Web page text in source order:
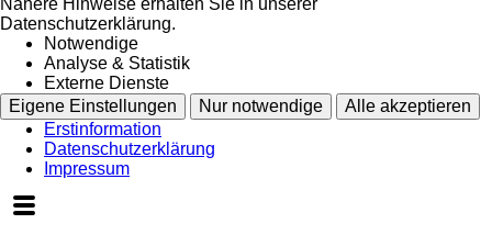
Nähere Hinweise erhalten Sie in unserer
Datenschutzerklärung.
Notwendige
Analyse & Statistik
Externe Dienste
Eigene Einstellungen
Nur notwendige
Alle akzeptieren
Erstinformation
Datenschutzerklärung
Impressum